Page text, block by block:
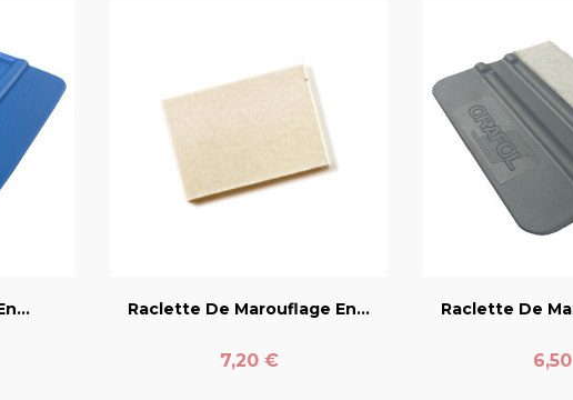
Raclette De Marouflage En...
Prix
7,20 €
Raclette De
Prix